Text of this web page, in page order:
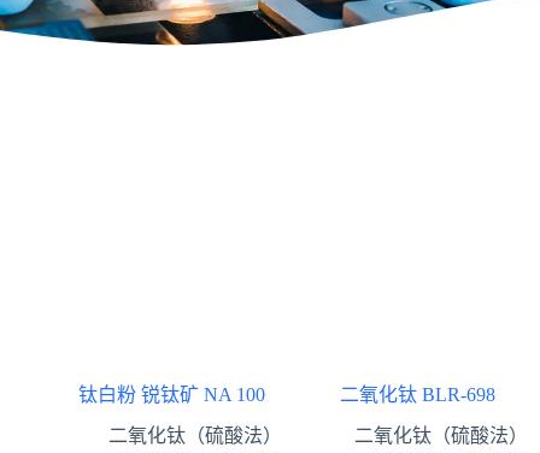
钛白粉 锐钛矿 NA 100
二氧化钛（硫酸法）
二氧化钛 BLR-698
二氧化钛（硫酸法）